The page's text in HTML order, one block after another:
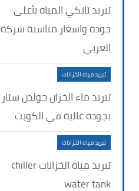
تبريد تانكي المياه بأعلى
جودة واسعار مناسبة شركة
العربي
تبريد مياه الخزانات
تبريد ماء الخزان جولدن ستار
بجودة عالية في الكويت
تبريد مياه الخزانات
تبريد مياه الخزانات chiller
water tank